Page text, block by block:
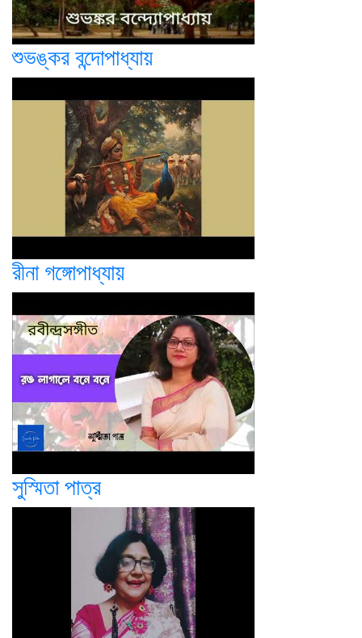
শুভঙ্কর বন্দোপাধ্যায়
রীনা গঙ্গোপাধ্যায়
সুস্মিতা পাত্র